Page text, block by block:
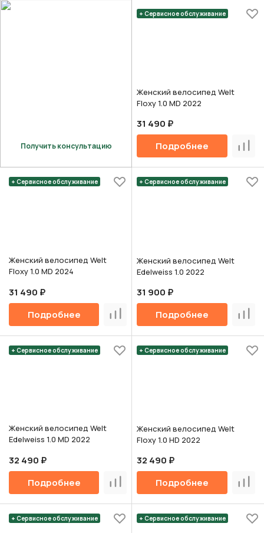
Получить консультацию
+ Сервисное обслуживание
Женский велосипед Welt
Floxy 1.0 MD 2022
31 490 ₽
Подробнее
+ Сервисное обслуживание
Женский велосипед Welt
Floxy 1.0 MD 2024
31 490 ₽
Подробнее
Сравнить
+ Сервисное обслуживание
Женский велосипед Welt
Edelweiss 1.0 2022
31 900 ₽
Подробнее
+ Сервисное обслуживание
Женский велосипед Welt
Edelweiss 1.0 MD 2022
32 490 ₽
Подробнее
Сравнить
+ Сервисное обслуживание
Женский велосипед Welt
Floxy 1.0 HD 2022
32 490 ₽
Подробнее
+ Сервисное обслуживание + Сервисное обслуживание